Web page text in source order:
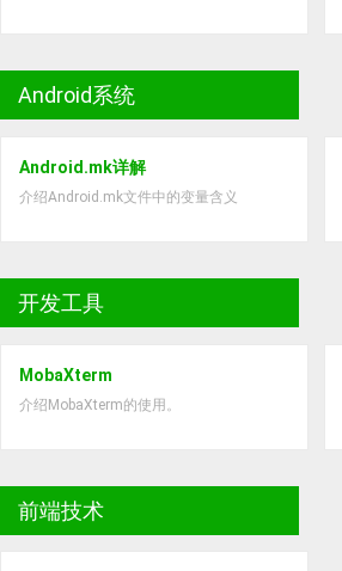
Android系统
Android.mk详解
介绍Android.mk文件中的变量含义
开发工具
MobaXterm
介绍MobaXterm的使用。
前端技术